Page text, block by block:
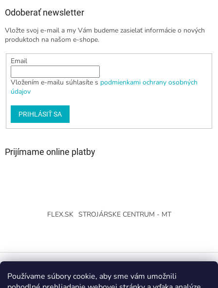
Používame súbory cookie, aby sme vám umožnili
Odoberať newsletter
Vložte svoj e-mail a my Vám budeme zasielať informácie o nových
produktoch na našom e-shope.
Email
Vložením e-mailu súhlasíte s podmienkami ochrany osobných
údajov
PRIHLÁSIŤ SA
Prijímame online platby
FLEX.SK STROJÁRSKE CENTRUM - MT
Vytvoril Shoptet